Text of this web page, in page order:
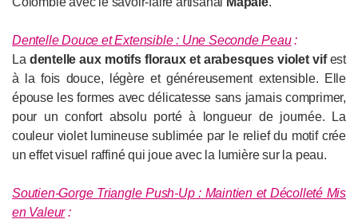
Dentelle Douce et Extensible : Une Seconde Peau:
La dentelle aux motifs floraux et arabesques violet vifest
à la fois douce, légère et généreusement extensible. Elle
épouse les formes avec délicatesse sans jamais comprimer,
pour un confort absolu porté à longueur de journée. La
couleur violet lumineuse sublimée par le relief du motif crée
un effet visuel raffiné qui joue avec la lumière sur la peau.
Soutien-Gorge Triangle Push-Up : Maintien et Décolleté Mis
en Valeur: